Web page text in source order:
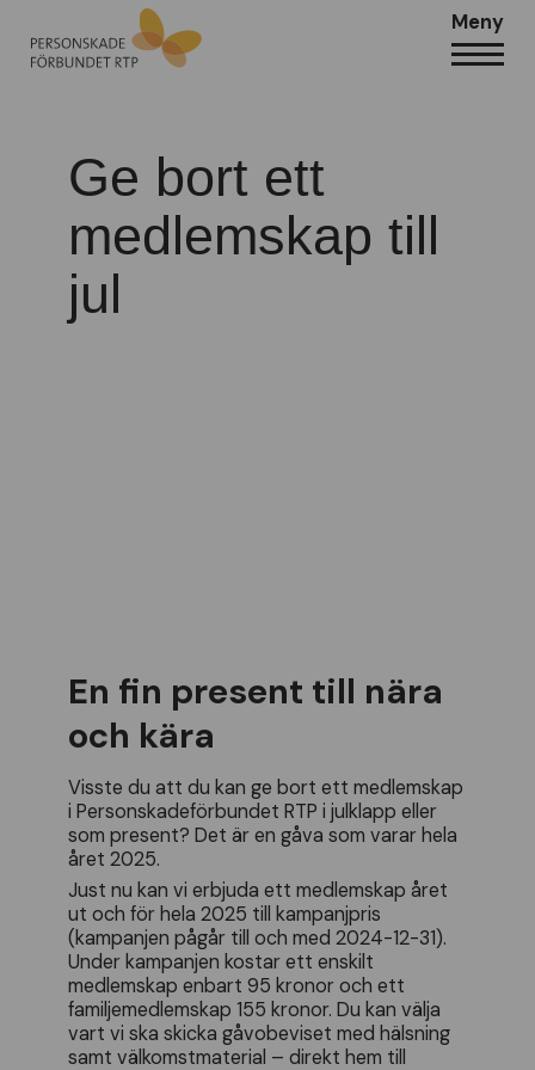
Meny
Ge bort ett
medlemskap till
jul
En fin present till nära
och kära
Visste du att du kan ge bort ett medlemskap
i Personskadeförbundet RTP i julklapp eller
som present? Det är en gåva som varar hela
året 2025.
Just nu kan vi erbjuda ett medlemskap året
ut och för hela 2025 till kampanjpris
(kampanjen pågår till och med 2024-12-31).
Under kampanjen kostar ett enskilt
medlemskap enbart 95 kronor och ett
familjemedlemskap 155 kronor. Du kan välja
vart vi ska skicka gåvobeviset med hälsning
samt välkomstmaterial – direkt hem till